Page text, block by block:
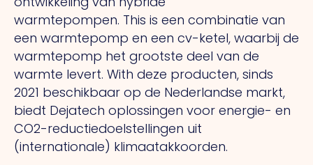
warmtepompen. This is een combinatie van
een warmtepomp en een cv-ketel, waarbij de
warmtepomp het grootste deel van de
warmte levert. With deze producten, sinds
2021 beschikbaar op de Nederlandse markt,
biedt Dejatech oplossingen voor energie- en
CO2-reductiedoelstellingen uit
(internationale) klimaatakkoorden.